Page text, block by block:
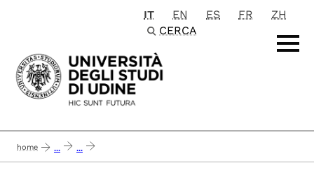
Passa al contenuto principale
IT EN ES FR
ZH
CERCA
home ... ...